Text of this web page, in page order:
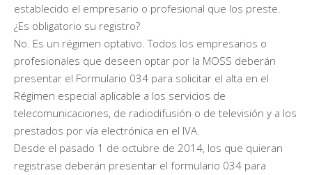
establecido el empresario o profesional que los preste.
¿Es obligatorio su registro?
No. Es un régimen optativo. Todos los empresarios o
profesionales que deseen optar por la MOSS deberán
presentar el Formulario 034 para solicitar el alta en el
Régimen especial aplicable a los servicios de
telecomunicaciones, de radiodifusión o de televisión y a los
prestados por vía electrónica en el IVA.
Desde el pasado 1 de octubre de 2014, los que quieran
registrase deberán presentar el formulario 034 para